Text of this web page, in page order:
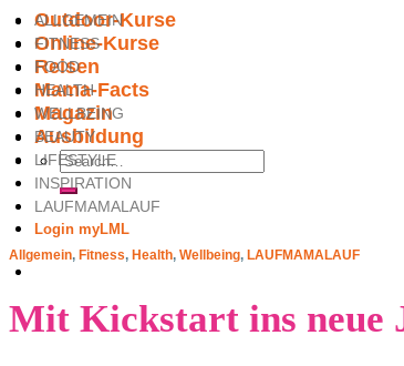
Outdoor-Kurse
Online-Kurse
Reisen
Mama-Facts
Magazin
Ausbildung
Login myLML
ALLGEMEIN
FITNESS
FOOD
HEALTH
WELLBEING
BEAUTY
LIFESTYLE
INSPIRATION
LAUFMAMALAUF
Allgemein, Fitness, Health, Wellbeing, LAUFMAMALAUF
Mit Kickstart ins neue